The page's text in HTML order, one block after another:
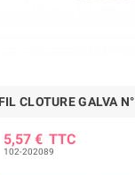
FIL CLOTURE GALVA
5,57 € TTC
102-202089